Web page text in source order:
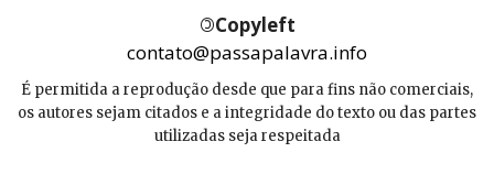
©Copyleft
contato@passapalavra.info
É permitida a reprodução desde que para fins não comerciais,
os autores sejam citados e a integridade do texto ou das partes
utilizadas seja respeitada